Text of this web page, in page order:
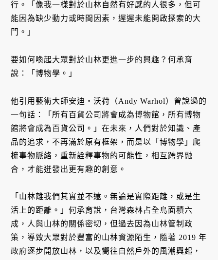
行。「像我一樣對於山林自然有好感的人很多，但可
能因為缺少動力或時間因素，遲遲未能開啟探索的大
門。」
要如何喚起大眾對於山林更進一步的興趣？何承育
說：「博物學。」
他引用藝術大師安迪・沃荷（Andy Warhol）曾說過的
一句話：「所有百貨公司將會成為博物館，所有博物
館將會成為百貨公司。」在未來，人們對於知識、產
品的追求，不再滿於原有框架，而是以「博物學」爬
梳事物脈絡，重新詮釋事物的可能性，相互跨界融
合，才能迸發出更有趣的創意。
「山林離我們其實並不遠。無論是實際距離，或是生
活上的距離。」何承育說，台灣森林占全島面積六
成，人與山林的關係密切，但過去因為山林管制政
策，導致大眾對於豐富的山林資源陌生，隨著 2019 年
政府逐步開放山林，以及嚮往自然戶外的風潮興起，